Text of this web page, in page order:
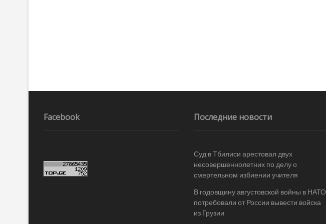
Facebook Последние новости
Суд в Тбилиси арестовал двух
несовершеннолетних по делу о
смертельном избиении учителя
В годовщину августовской войны в НАТО
потребовали от России вывести войска
из Грузии